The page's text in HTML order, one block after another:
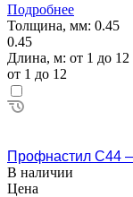
Подробнее
Толщина, мм: 0.45
0.45
Длина, м: от 1 до 12
от 1 до 12
Профнастил С44
В наличии
Цена